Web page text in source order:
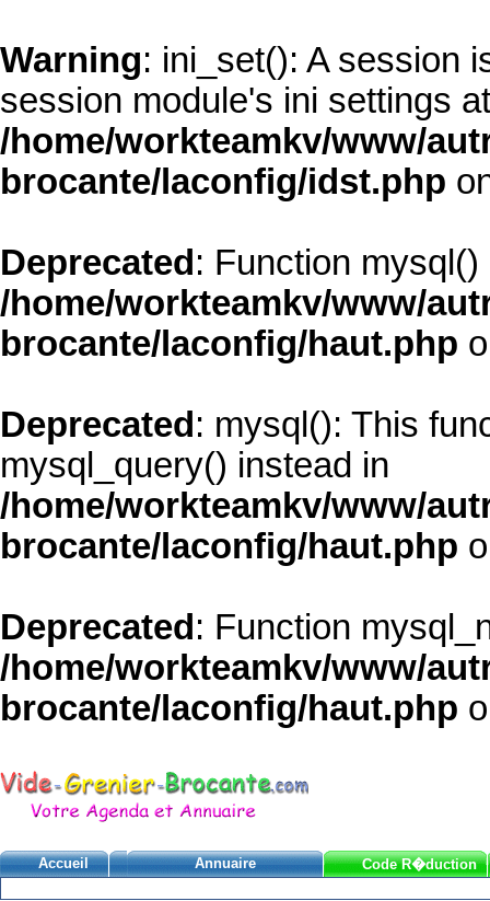
Warning: ini_set(): A session
session module's ini settings
/home/workteamkv/www/
brocante/laconfig/idst.php
Deprecated : Function
/home/workteamkv/www/
brocante/laconfig/haut.php
Deprecated : mysql(): This
mysql_query() instead in
/home/workteamkv/www/
brocante/laconfig/haut.php
Deprecated : Function
/home/workteamkv/www/
brocante/laconfig/haut.php
Accueil Annuaire Code R�duction